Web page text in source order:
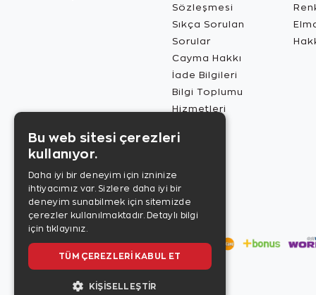
Sözleşmesi
Sıkça Sorulan
Sorular
Cayma Hakkı
İade Bilgileri
Bilgi Toplumu
Hizmetleri
Bu web sitesi çerezleri
kullanıyor.
Daha iyi bir deneyim için izninize
ihtiyacımız var. Sizlere daha iyi bir
deneyim sunabilmek için sitemizde
çerezler kullanılmaktadır. Detaylı bilgi
için tıklayınız.
TÜM ÇEREZLERI KABUL ET
KIŞISELLEŞTIR